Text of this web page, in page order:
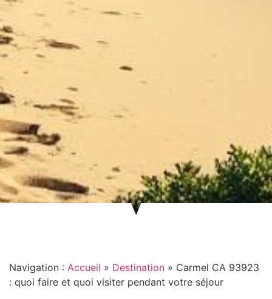
Navigation : Accueil » Destination » Carmel CA 93923
: quoi faire et quoi visiter pendant votre séjour